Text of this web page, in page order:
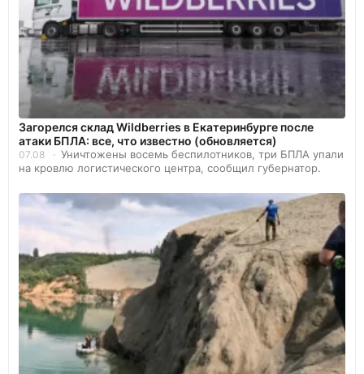
Загорелся склад Wildberries в Екатеринбурге после
атаки БПЛА: все, что известно (обновляется)
07.08
Уничтожены восемь беспилотников, три БПЛА упали
на кровлю логистического центра, сообщил губернатор.